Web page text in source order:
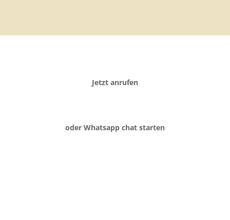
Jetzt anrufen
oder Whatsapp chat starten